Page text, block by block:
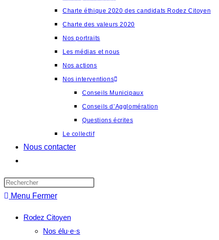
Charte éthique 2020 des candidats Rodez Citoyen
Charte des valeurs 2020
Nos portraits
Les médias et nous
Nos actions
Nos interventions
Conseils Municipaux
Conseils d’Agglomération
Questions écrites
Le collectif
Nous contacter
search
Menu Fermer
Rodez Citoyen
Nos élu·e·s